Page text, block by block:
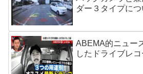
ダー３タイプに
ABEMA的ニュー
したドライブレ